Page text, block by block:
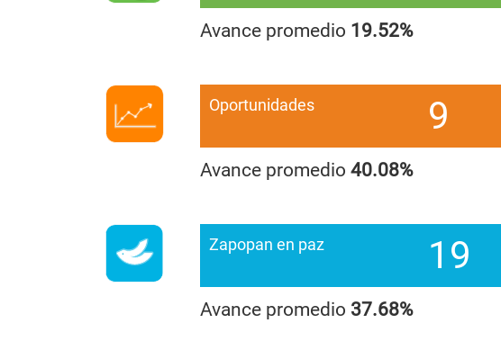
Avance promedio 19.52%
Oportunidades 9
Avance promedio 40.08%
Zapopan en paz 19
Avance promedio 37.68%